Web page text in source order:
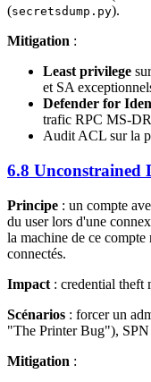
(secretsdump.py).
Mitigation :
Least privilege
et SA
Defender for
trafic RPC MS-
Audit ACL sur la
6.8 Unconstrained
Principe : un compte
du user lors d'une
la machine de ce compte
connectés.
Impact : credential theft
Scénarios : forcer un
"The Printer Bug"),
Mitigation :